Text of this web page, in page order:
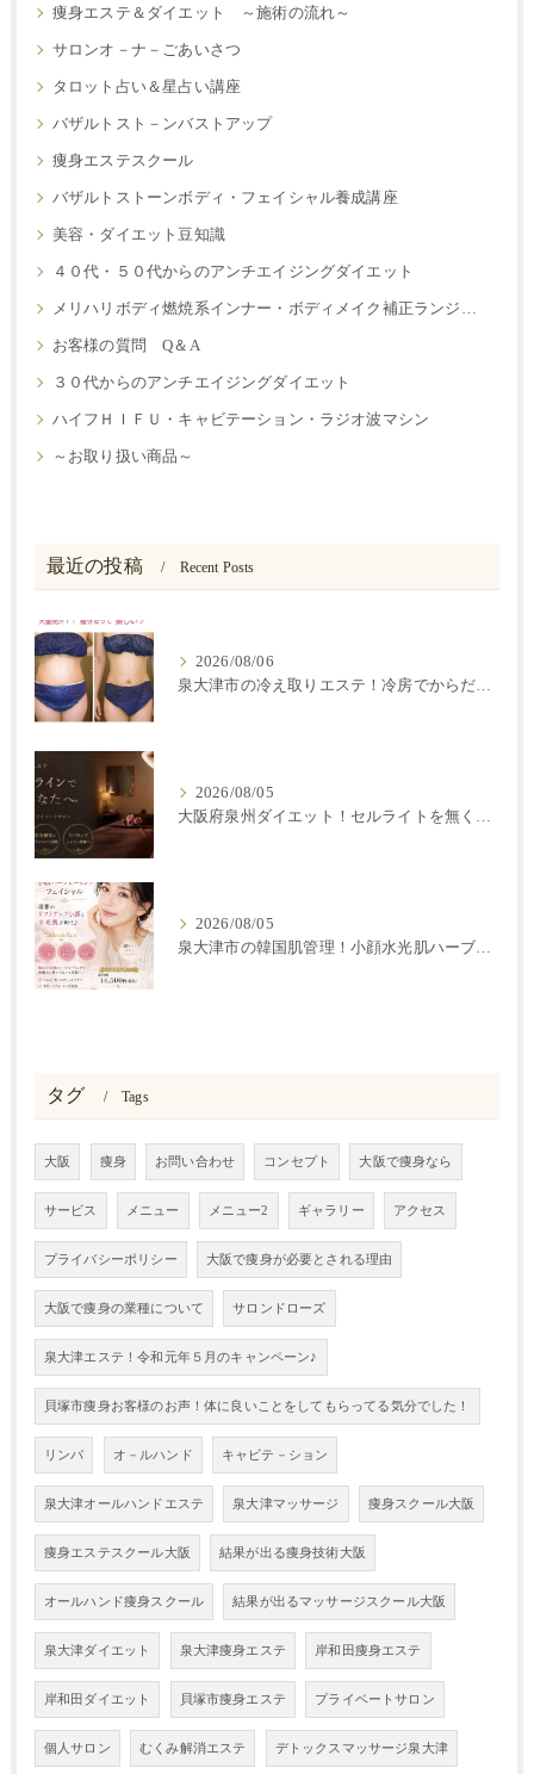
痩身エステ＆ダイエット ～施術の流れ～
サロンオ－ナ－ごあいさつ
タロット占い＆星占い講座
バザルトスト－ンバストアップ
痩身エステスクール
バザルトストーンボディ・フェイシャル養成講座
美容・ダイエット豆知識
４０代・５０代からのアンチエイジングダイエット
メリハリボディ燃焼系インナー・ボディメイク補正ランジェリー
お客様の質問 Q＆A
３０代からのアンチエイジングダイエット
ハイフＨＩＦＵ・キャビテーション・ラジオ波マシン
～お取り扱い商品～
最近の投稿 Recent Posts
2026/08/06
泉大津市の冷え取りエステ！冷房でからだが冷えると痩せにくい？
2026/08/05
大阪府泉州ダイエット！セルライトを無くす方法
2026/08/05
泉大津市の韓国肌管理！小顔水光肌ハーブピーリング
タグ Tags
大阪 痩身 お問い合わせ コンセプト 大阪で痩身なら
サービス メニュー メニュー2 ギャラリー アクセス
プライバシーポリシー 大阪で痩身が必要とされる理由
大阪で痩身の業種について サロンドローズ
泉大津エステ！令和元年５月のキャンペーン♪
貝塚市痩身お客様のお声！体に良いことをしてもらってる気分でした！
リンパ オ－ルハンド キャビテ－ション
泉大津オールハンドエステ 泉大津マッサージ 痩身スクール大阪
痩身エステスクール大阪 結果が出る痩身技術大阪
オールハンド痩身スクール 結果が出るマッサージスクール大阪
泉大津ダイエット 泉大津痩身エステ 岸和田痩身エステ
岸和田ダイエット 貝塚市痩身エステ プライベートサロン
個人サロン むくみ解消エステ デトックスマッサージ泉大津